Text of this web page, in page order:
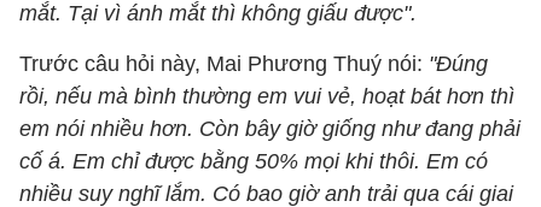
mắt. Tại vì ánh mắt thì không giấu được".
Trước câu hỏi này, Mai Phương Thuý nói: "Đúng
rồi, nếu mà bình thường em vui vẻ, hoạt bát hơn thì
em nói nhiều hơn. Còn bây giờ giống như đang phải
cố á. Em chỉ được bằng 50% mọi khi thôi. Em có
nhiều suy nghĩ lắm. Có bao giờ anh trải qua cái giai